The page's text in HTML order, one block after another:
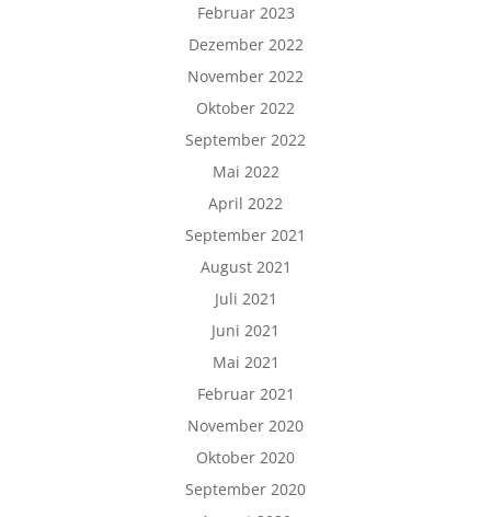
Februar 2023
Dezember 2022
November 2022
Oktober 2022
September 2022
Mai 2022
April 2022
September 2021
August 2021
Juli 2021
Juni 2021
Mai 2021
Februar 2021
November 2020
Oktober 2020
September 2020